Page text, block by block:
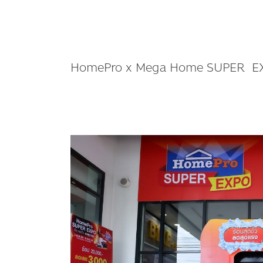
HomePro x Mega Home SUPER
โปร
จับ
มือ
พันธมิตร
จัด
เต็ม
โปร HomePro
x